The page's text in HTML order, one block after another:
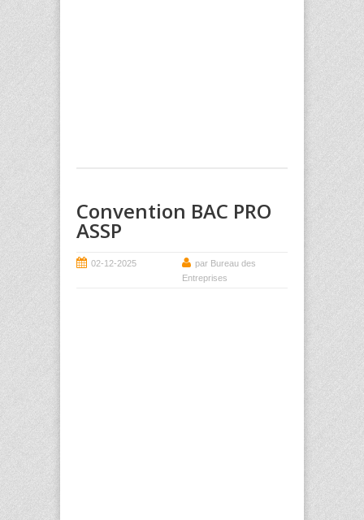
Convention BAC PRO
ASSP
02-12-2025
par Bureau des
Entreprises